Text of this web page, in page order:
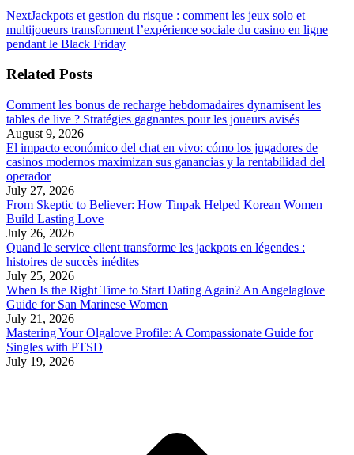
NextNext
post:
Jackpots et gestion du risque : comment les jeux solo et
multijoueurs transforment l’expérience sociale du casino en ligne
pendant le Black Friday
Related Posts
Comment les bonus de recharge hebdomadaires dynamisent les
tables de live ? Stratégies gagnantes pour les joueurs avisés
August 9, 2026
El impacto económico del chat en vivo: cómo los jugadores de
casinos modernos maximizan sus ganancias y la rentabilidad del
operador
July 27, 2026
From Skeptic to Believer: How Tinpak Helped Korean Women
Build Lasting Love
July 26, 2026
Quand le service client transforme les jackpots en légendes :
histoires de succès inédites
July 25, 2026
When Is the Right Time to Start Dating Again? An Angelaglove
Guide for San Marinese Women
July 21, 2026
Mastering Your Olgalove Profile: A Compassionate Guide for
Singles with PTSD
July 19, 2026